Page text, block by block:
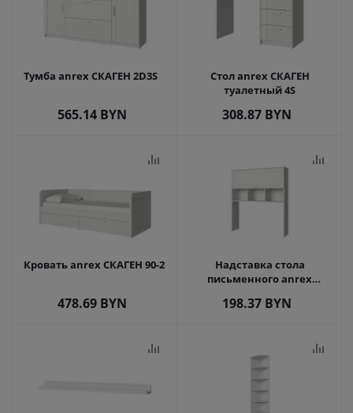
Тумба anrex СКАГЕН 2D3S
565.14 BYN
Стол anrex СКАГЕН
туалетный 4S
308.87 BYN
Кровать anrex СКАГЕН 90-2
478.69 BYN
Надставка стола
письменного anrex
198.37 BYN